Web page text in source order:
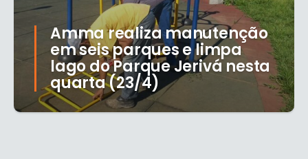
Amma realiza manutenção
em seis parques e limpa
lago do Parque Jerivá nesta
quarta (23/4)